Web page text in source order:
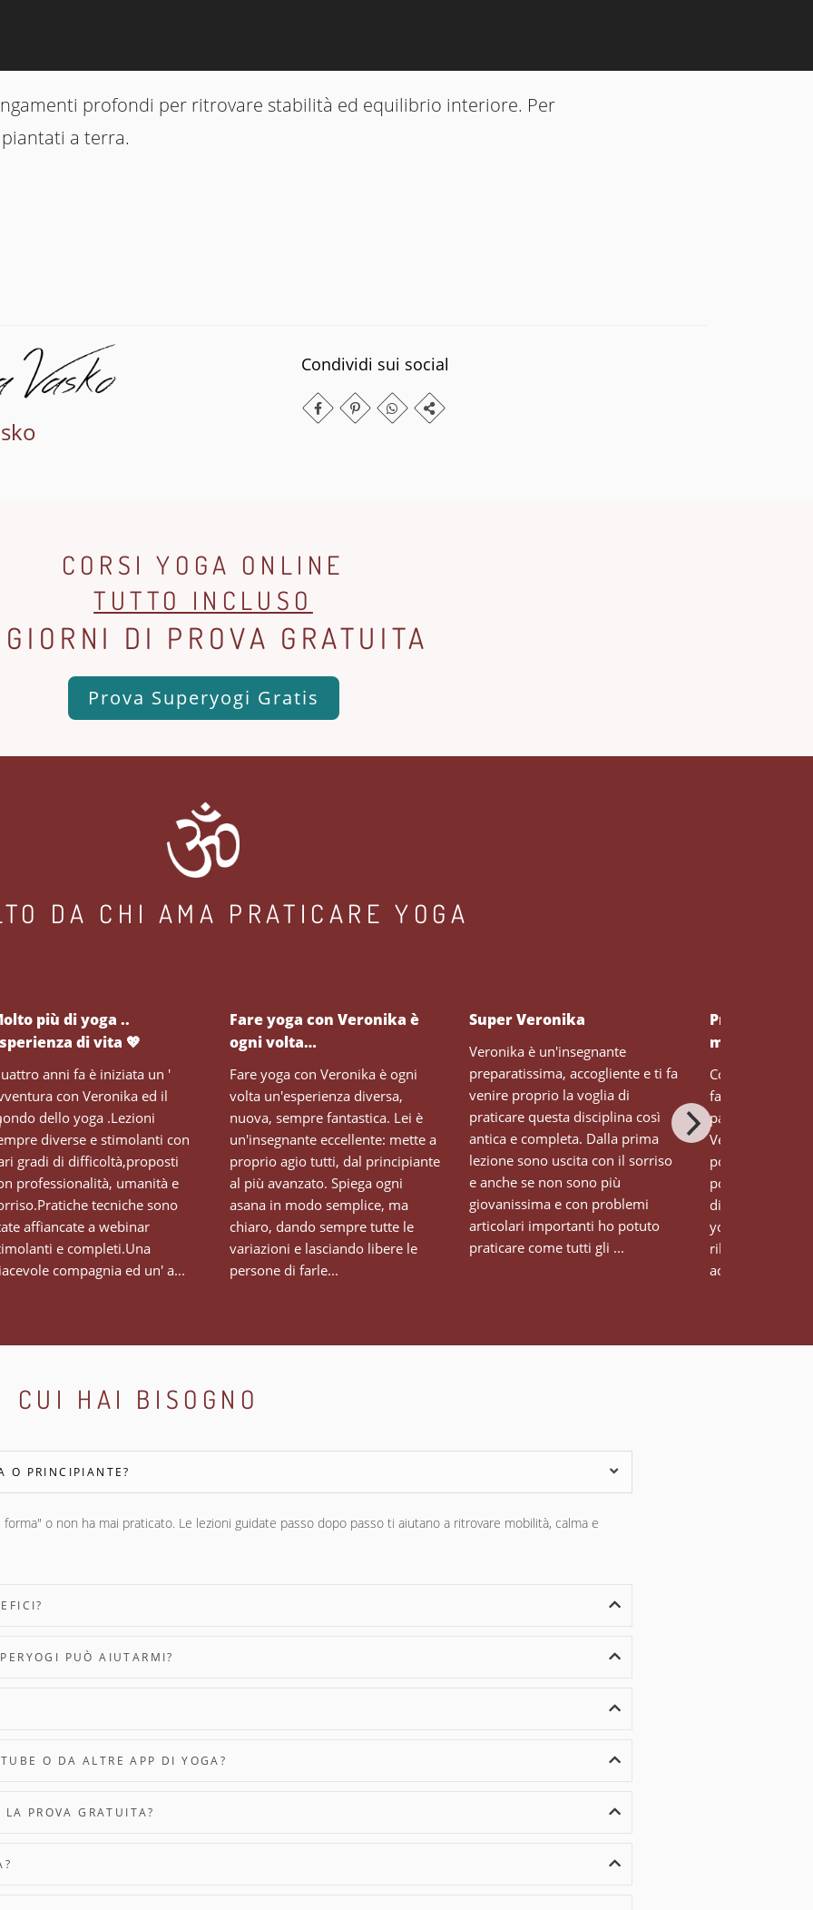
profondi per ritrovare stabilità ed equilibrio interiore. Per
a terra.
Condividi sui social
CORSI YOGA ONLINE
TUTTO INCLUSO
DI PROVA GRATUITA
Prova Superyogi Gratis
DA CHI AMA PRATICARE YOGA
Fare yoga con Veronika è
ogni volta…
Fare yoga con Veronika è ogni
volta un'esperienza diversa,
nuova, sempre fantastica. Lei è
un'insegnante eccellente: mette a
proprio agio tutti, dal principiante
al più avanzato. Spiega ogni
asana in modo semplice, ma
chiaro, dando sempre tutte le
variazioni e lasciando libere le
persone di farle...
Super Veronika
Veronika è un'insegnante
preparatissima, accogliente e ti fa
venire proprio la voglia di
praticare questa disciplina così
antica e completa. Dalla prima
lezione sono uscita con il sorriso
e anche se non sono più
giovanissima e con problemi
articolari importanti ho potuto
praticare come tutti gli ...
molto
Conosco
faccio con lei
palestra, che
Veronika per
porta ad ogni
posizione (il
differenza nella
yoga) e anche
rilassante e il
accogl...
più di yoga ..
di vita 💖
anni fa è iniziata un '
con Veronika ed il
dello yoga .Lezioni
diverse e stimolanti con
gradi di difficoltà,proposti
professionalità, umanità e
tecniche sono
affiancate a webinar
e completi.Una
compagnia ed un' a...
CUI HAI BISOGNO
O PRINCIPIANTE?
o non ha mai praticato. Le lezioni guidate passo dopo passo ti aiutano a ritrovare mobilità, calma e
PUÒ AIUTARMI?
O DA ALTRE APP DI YOGA?
PROVA GRATUITA?